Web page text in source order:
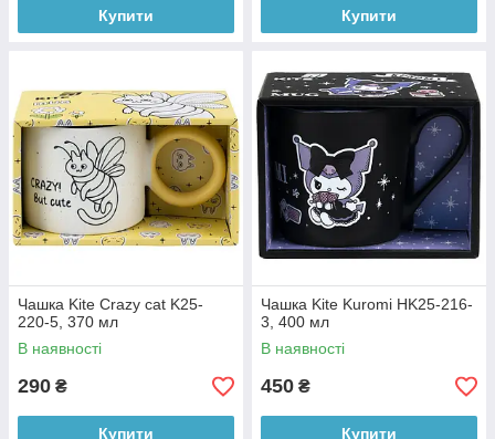
Купити Купити
Чашка Kite Crazy cat K25-
220-5, 370 мл
В наявності
290 ₴
Купити
Чашка Kite Kuromi HK25-216-
3, 400 мл
В наявності
450 ₴
Купити